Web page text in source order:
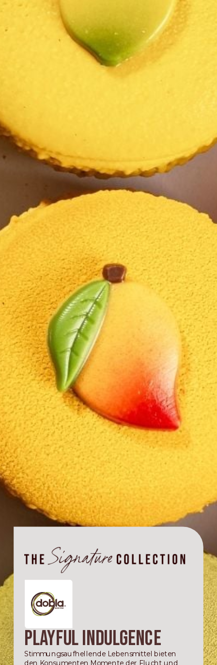
Playful Indulgence
Stimmungsaufhellende Lebensmittel bieten